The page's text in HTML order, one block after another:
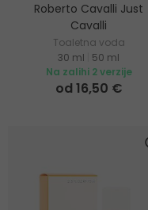
Roberto Cavalli Just
Cavalli
Toaletna voda
30 ml
50 ml
Na zalihi 2 verzije
od 16,50 €